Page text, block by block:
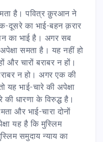
है। पवित्र क़ुरआन ने
दूसरे का भाई-बहन क़रार
का भाई है। अगर सब
समता है। यह नहीं हो
और चारों बराबर न हों।
न हो। अगर एक की
भाई-चारे की अपेक्षा
धारणा के विरुद्ध है।
और भाई-चारा दोनों
यह है कि मुस्लिम
समुदाय न्याय का